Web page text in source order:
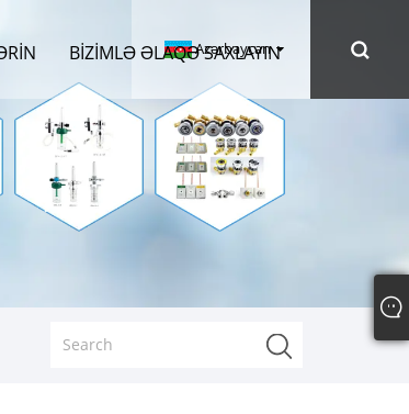
BIZIMLƏ ƏLAQƏ SAXLAYIN
Azərbaycan